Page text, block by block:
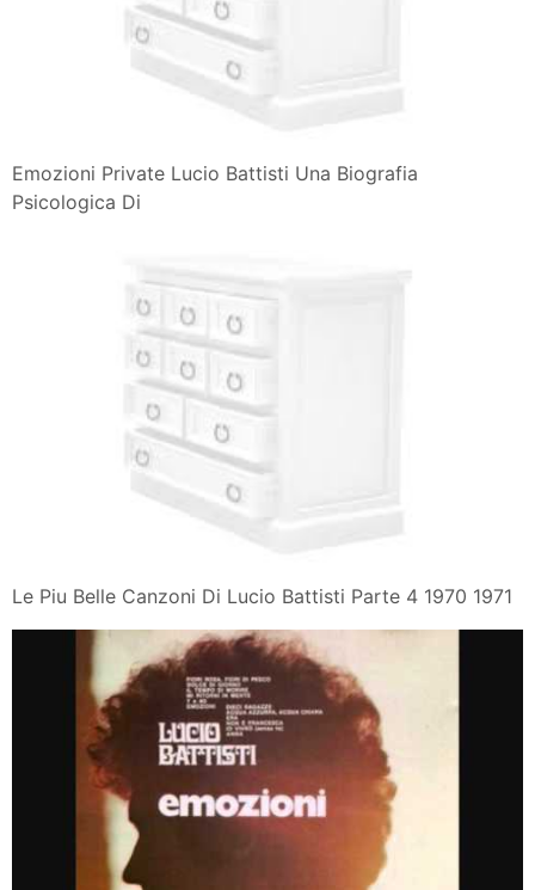
Emozioni Private Lucio Battisti Una Biografia
Psicologica Di
Le Piu Belle Canzoni Di Lucio Battisti Parte 4 1970 1971